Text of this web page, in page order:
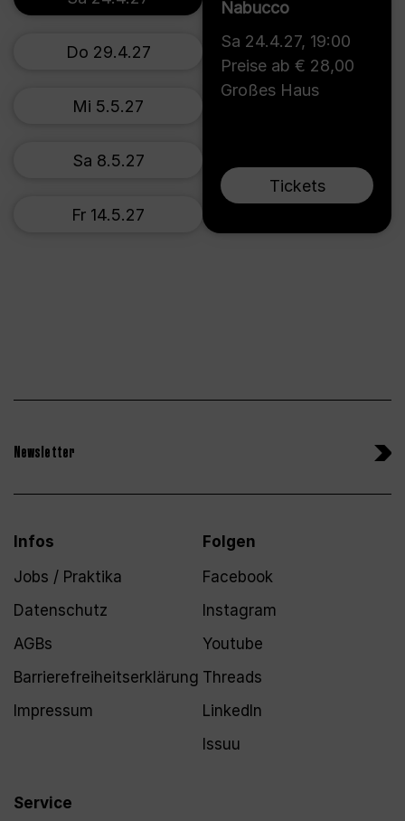
Nabucco
Sa 24.4.27, 19:00
Preise ab € 28,00
Großes Haus
Tickets
Do 29.4.27
Mi 5.5.27
Sa 8.5.27
Fr 14.5.27
Newsletter
Infos
Jobs / Praktika
Datenschutz
AGBs
Barrierefreiheitserklärung
Impressum
Service
Folgen
Facebook
Instagram
Youtube
Threads
LinkedIn
Issuu